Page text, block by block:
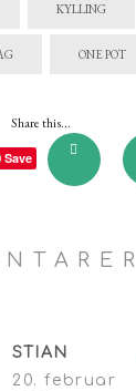
KYLLING
ONE POT
Share this...
Save
STIAN
20. februar